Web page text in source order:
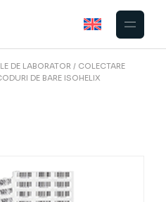
DE LABORATOR
COLECTARE
DE BARE ISOHELIX